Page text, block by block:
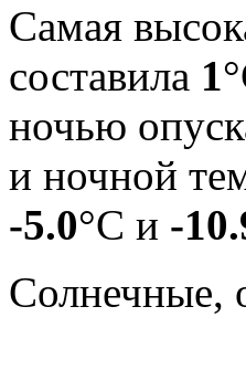
Самая
составила 1
ночью
и ночной
-5.0°С и -
Cолнечные,